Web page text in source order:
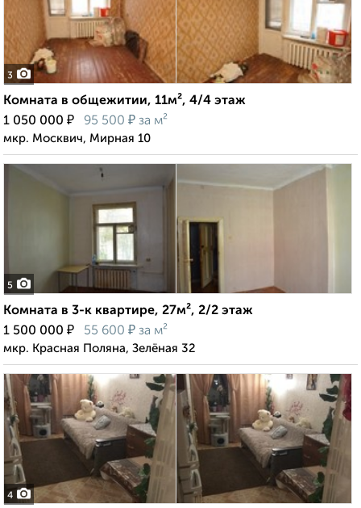
3
Комната в общежитии, 11м², 4/4 этаж
1 050 000 ₽ 95 500 ₽ за м²
мкр. Москвич, Мирная 10
5
Комната в 3-к квартире, 27м², 2/2 этаж
1 500 000 ₽ 55 600 ₽ за м²
мкр. Красная Поляна, Зелёная 32
4